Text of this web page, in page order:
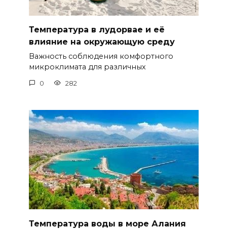
Температура в лудорвае и её
влияние на окружающую среду
Важность соблюдения комфортного
микроклимата для различных
0 282
Температура воды в море Алания